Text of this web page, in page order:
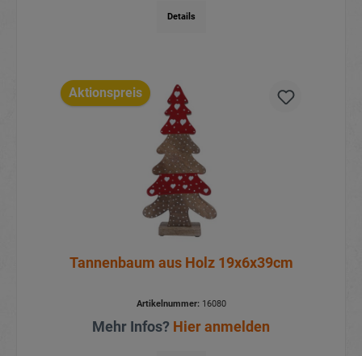
Details
Aktionspreis
Tannenbaum aus Holz 19x6x39cm
Artikelnummer:16080
Mehr Infos? Hier anmelden